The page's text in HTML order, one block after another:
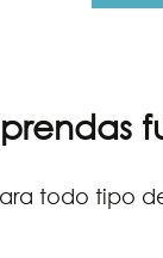
todo tipo